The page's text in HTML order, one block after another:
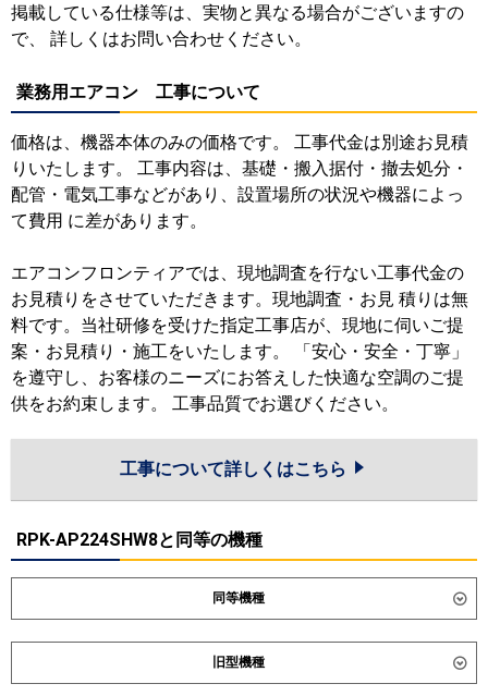
掲載している仕様等は、実物と異なる場合がございますの
で、 詳しくはお問い合わせください。
業務用エアコン 工事について
価格は、機器本体のみの価格です。 工事代金は別途お見積
りいたします。 工事内容は、基礎・搬入据付・撤去処分・
配管・電気工事などがあり、設置場所の状況や機器によっ
て費用 に差があります。
エアコンフロンティアでは、現地調査を行ない工事代金の
お見積りをさせていただきます。現地調査・お見 積りは無
料です。当社研修を受けた指定工事店が、現地に伺いご提
案・お見積り・施工をいたします。 「安心・安全・丁寧」
を遵守し、お客様のニーズにお答えした快適な空調のご提
供をお約束します。 工事品質でお選びください。
工事について詳しくはこちら
RPK-AP224SHW8と同等の機種
同等機種
ダイキン SZRA224CW SZRA224CNW
東芝 GKSF22414XU GKSF22414MUB
旧型機種